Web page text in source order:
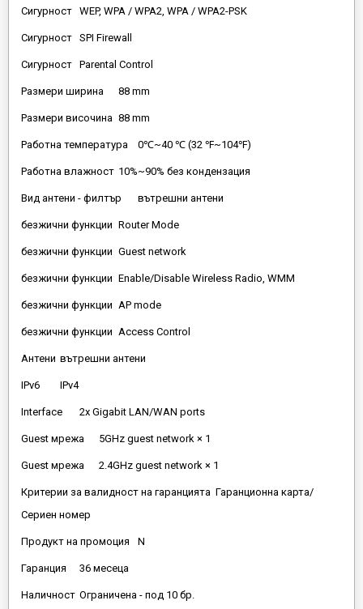
Сигурност WEP, WPA / WPA2, WPA / WPA2-PSK
Сигурност SPI Firewall
Сигурност Parental Control
Размери ширина 88 mm
Размери височина 88 mm
Работна температура 0℃~40 ℃ (32 ℉~104℉)
Работна влажност 10%~90% без кондензация
Вид антени - филтър вътрешни антени
безжични функции Router Mode
безжични функции Guest network
безжични функции Enable/Disable Wireless Radio, WMM
безжични функции AP mode
безжични функции Access Control
Антени вътрешни антени
IPv6 IPv4
Interface 2x Gigabit LAN/WAN ports
Guest мрежа 5GHz guest network × 1
Guest мрежа 2.4GHz guest network × 1
Критерии за валидност на гаранцията Гаранционна карта/
Сериен номер
Продукт на промоция N
Гаранция 36 месеца
Наличност Ограничена - под 10 бр.